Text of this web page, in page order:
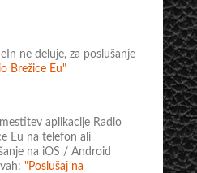
ne deluje, za poslušanje
Brežice Eu"
aplikacije Radio
Eu na telefon ali
na iOS / Android
"Poslušaj na